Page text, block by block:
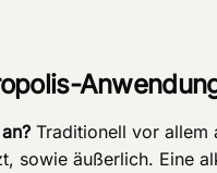
Traditionell vor allem
sowie äußerlich. Eine